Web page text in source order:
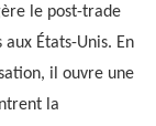
le post-trade
États-Unis. En
il ouvre une
la